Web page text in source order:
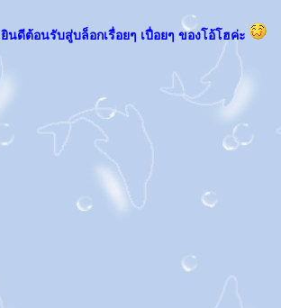
ินดีต้อนรับสู่บล็อกเรื่อยๆ เปื่อยๆ ของโอ้โฮค่ะ